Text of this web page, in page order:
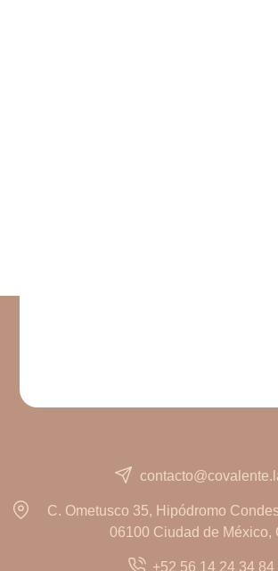
C. Ometusco 35, Hipódromo
06100 Ciudad de México,
+52 56 14 24 34 84